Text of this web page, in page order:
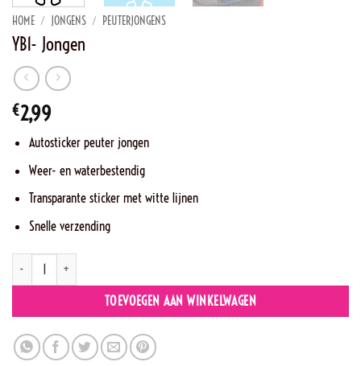
HOME / JONGENS / PEUTERJONGENS
YB1- Jongen
€2,99
Autosticker peuter jongen
Weer- en waterbestendig
Transparante sticker met witte lijnen
Snelle verzending
YB1- Jongen aantal
TOEVOEGEN AAN WINKELWAGEN